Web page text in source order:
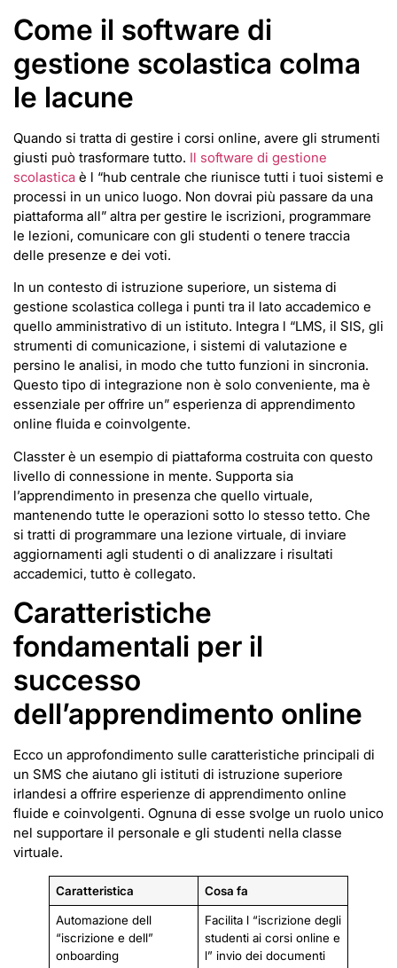
Come il software di
gestione scolastica colma
le lacune
Quando si tratta di gestire i corsi online, avere gli strumenti
giusti può trasformare tutto. Il software di gestione
scolastica è l “hub centrale che riunisce tutti i tuoi sistemi e
processi in un unico luogo. Non dovrai più passare da una
piattaforma all” altra per gestire le iscrizioni, programmare
le lezioni, comunicare con gli studenti o tenere traccia
delle presenze e dei voti.
In un contesto di istruzione superiore, un sistema di
gestione scolastica collega i punti tra il lato accademico e
quello amministrativo di un istituto. Integra l “LMS, il SIS, gli
strumenti di comunicazione, i sistemi di valutazione e
persino le analisi, in modo che tutto funzioni in sincronia.
Questo tipo di integrazione non è solo conveniente, ma è
essenziale per offrire un” esperienza di apprendimento
online fluida e coinvolgente.
Classter è un esempio di piattaforma costruita con questo
livello di connessione in mente. Supporta sia
l’apprendimento in presenza che quello virtuale,
mantenendo tutte le operazioni sotto lo stesso tetto. Che
si tratti di programmare una lezione virtuale, di inviare
aggiornamenti agli studenti o di analizzare i risultati
accademici, tutto è collegato.
Caratteristiche
fondamentali per il
successo
dell’apprendimento online
Ecco un approfondimento sulle caratteristiche principali di
un SMS che aiutano gli istituti di istruzione superiore
irlandesi a offrire esperienze di apprendimento online
fluide e coinvolgenti. Ognuna di esse svolge un ruolo unico
nel supportare il personale e gli studenti nella classe
virtuale.
Caratteristica Cosa fa
Automazione dell
“iscrizione e dell”
onboarding
Facilita l “iscrizione degli
studenti ai corsi online e
l” invio dei documenti